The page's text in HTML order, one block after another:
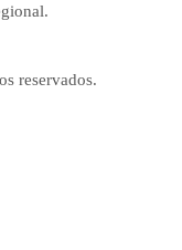
reservados.